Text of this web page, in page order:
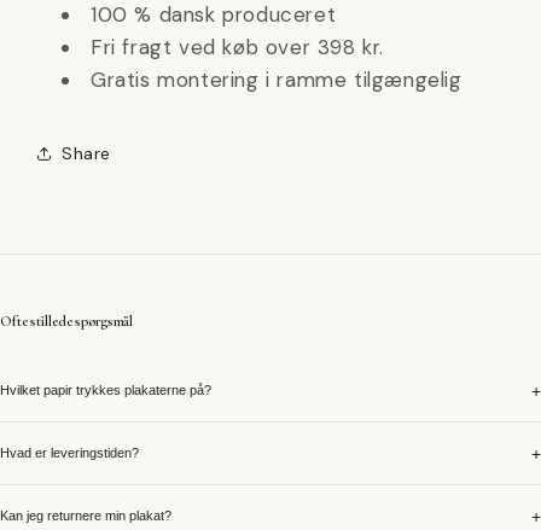
100 % dansk produceret
Fri fragt ved køb over 398 kr.
Gratis montering i ramme tilgængelig
Share
Ofte stillede spørgsmål
Hvilket papir trykkes plakaterne på? +
Hvad er leveringstiden? +
Kan jeg returnere min plakat? +